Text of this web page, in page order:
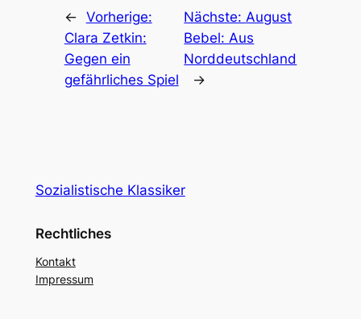
← Vorherige:
Clara Zetkin:
Gegen ein
gefährliches Spiel
Nächste:August
Bebel: Aus
Norddeutschland
→
Sozialistische Klassiker
Rechtliches
Kontakt
Impressum